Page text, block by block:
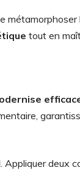
tout en
deux